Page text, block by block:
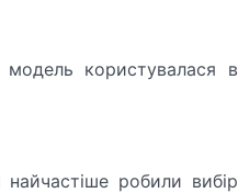
модель користувалася в
найчастіше робили вибір